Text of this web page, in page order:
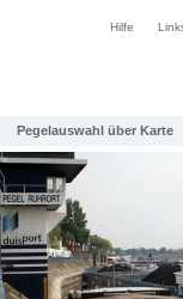
Hilfe
Pegelauswahl über Karte